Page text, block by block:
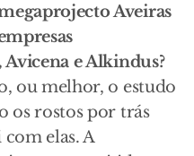
Aveiras
e Alkindus?
ou melhor, o estudo
os rostos por trás
elas. A